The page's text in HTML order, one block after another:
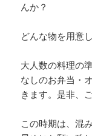
んか？
どんな物を用意
大人数の料理の
なしのお弁当・
きます。是非、
この時期は、混